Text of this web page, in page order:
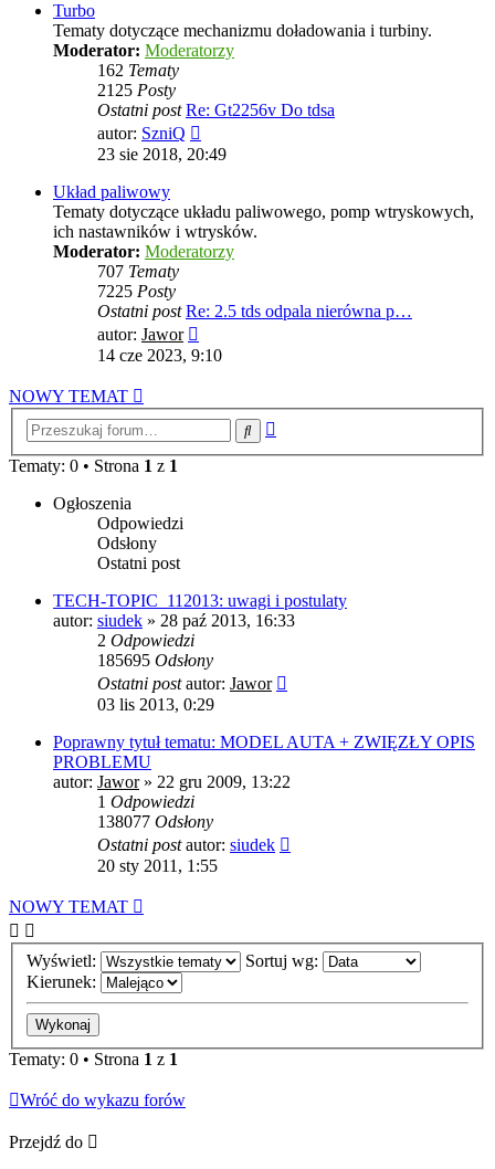
Turbo
Tematy dotyczące mechanizmu doładowania i turbiny.
Moderator: Moderatorzy
162 Tematy
2125 Posty
Ostatni post Re: Gt2256v Do tdsa
autor: SzniQ
najnowszy
23 sie 2018, 20:49
Układ paliwowy
Tematy dotyczące układu paliwowego, pomp wtryskowych,
ich nastawników i wtrysków.
Moderator: Moderatorzy
707 Tematy
7225 Posty
Ostatni post Re: 2.5 tds odpala nierówna p…
autor: Jawor
najnowszy
14 cze 2023, 9:10
NOWY TEMAT
Szukaj
Tematy: 0 • Strona 1 z 1
Ogłoszenia
Odpowiedzi
Odsłony
Ostatni post
TECH-TOPIC_112013: uwagi i postulaty
autor: siudek » 28 paź 2013, 16:33
2 Odpowiedzi
185695 Odsłony
Ostatni postautor: Jawor
03 lis 2013, 0:29
Poprawny tytuł tematu: MODEL AUTA + ZWIĘZŁY OPIS
PROBLEMU
autor: Jawor» 22 gru 2009, 13:22
1 Odpowiedzi
138077 Odsłony
Ostatni postautor: siudek
20 sty 2011, 1:55
NOWY TEMAT
Wyświetl:
Sortuj wg:
Kierunek:
Tematy: 0 • Strona 1 z 1
Wróć do wykazu forów
Przejdź do